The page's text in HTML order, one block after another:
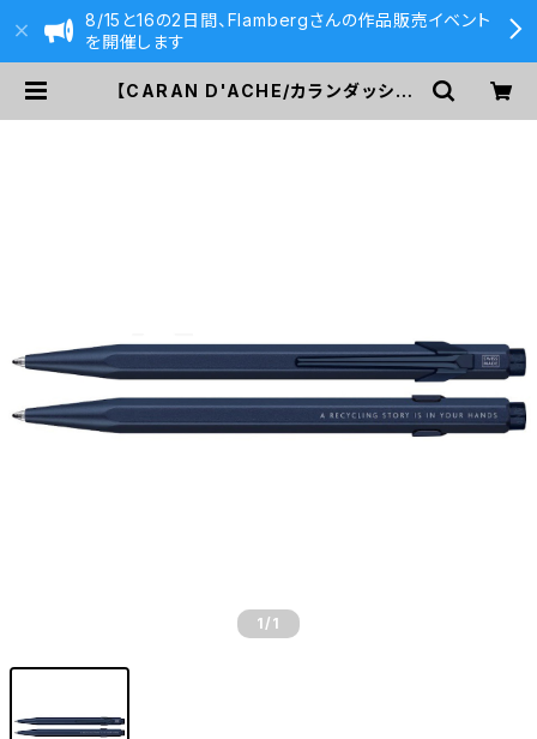
8/15と16の2日間、Flambergさんの作品販売イベント
を開催します
【CARAN D'ACHE/カランダッシュ】
1 /1